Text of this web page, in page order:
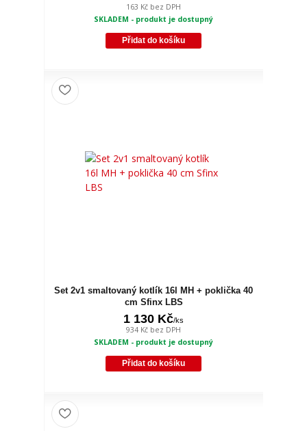
163 Kč bez DPH
SKLADEM - produkt je dostupný
Přidat do košíku
Set 2v1 smaltovaný kotlík 16l MH + poklička 40
cm Sfinx LBS
1 130 Kč/ks
934 Kč bez DPH
SKLADEM - produkt je dostupný
Přidat do košíku